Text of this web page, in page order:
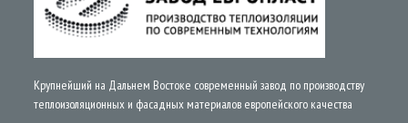
Крупнейший на Дальнем Востоке современный завод по производству
теплоизоляционных и фасадных материалов европейского качества